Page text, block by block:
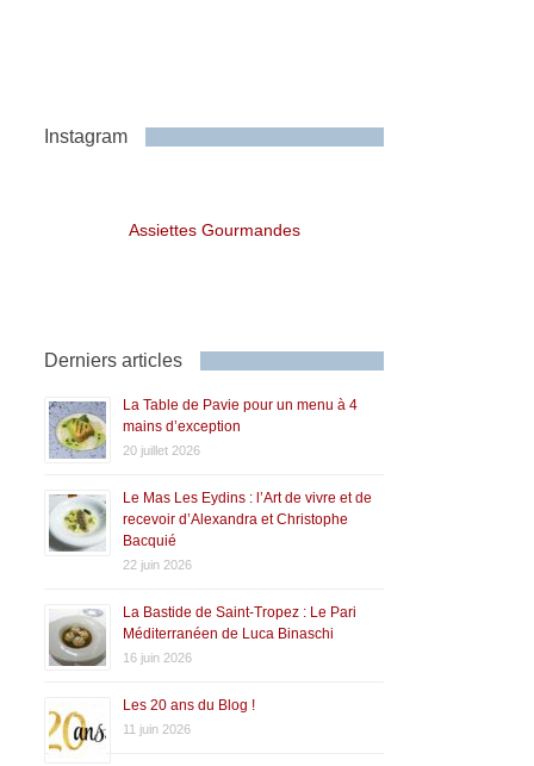
Instagram
Assiettes Gourmandes
Derniers articles
La Table de Pavie pour un menu à 4
mains d’exception
20 juillet 2026
Le Mas Les Eydins : l’Art de vivre et de
recevoir d’Alexandra et Christophe
Bacquié
22 juin 2026
La Bastide de Saint-Tropez : Le Pari
Méditerranéen de Luca Binaschi
16 juin 2026
Les 20 ans du Blog !
11 juin 2026